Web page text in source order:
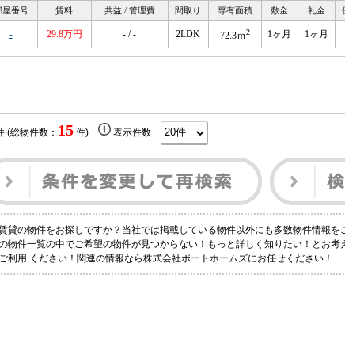
屋番号 賃料 共益 / 管理費 間取り 専有面積 敷金 礼金
- 29.8万円 - / - 2LDK 72.3ｍ2 1ヶ月 1ヶ月
(総物件数： 15 件) 表示件数
貸の物件をお探しですか？当社では掲載している物件以外にも多数物件情報を
物件一覧の中でご希望の物件が見つからない！もっと詳しく知りたい！とお
利用 ください！関連の情報なら株式会社ポートホームズにお任せください！